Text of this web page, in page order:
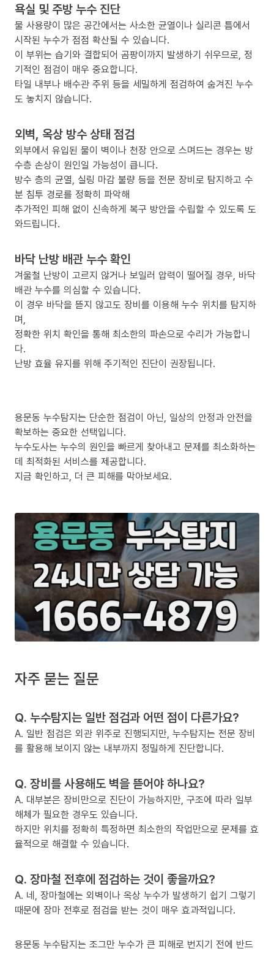
욕실 및 주방 누수 진단
물 사용량이 많은 공간에서는 사소한 균열이나 실리콘 틈에서
시작된 누수가 점점 확산될 수 있습니다.
이 부위는 습기와 결합되어 곰팡이까지 발생하기 쉬우므로, 정
기적인 점검이 매우 중요합니다.
타일 내부나 배수관 주위 등을 세밀하게 점검하여 숨겨진 누수
도 놓치지 않습니다.
외벽, 옥상 방수 상태 점검
외부에서 유입된 물이 벽이나 천장 안으로 스며드는 경우는 방
수층 손상이 원인일 가능성이 큽니다.
방수 층의 균열, 실링 마감 불량 등을 전문 장비로 탐지하고 수
분 침투 경로를 정확히 파악해
추가적인 피해 없이 신속하게 복구 방안을 수립할 수 있도록 도
와드립니다.
바닥 난방 배관 누수 확인
겨울철 난방이 고르지 않거나 보일러 압력이 떨어질 경우, 바닥
배관 누수를 의심할 수 있습니다.
이 경우 바닥을 뜯지 않고도 장비를 이용해 누수 위치를 탐지하
며,
정확한 위치 확인을 통해 최소한의 파손으로 수리가 가능합니
다.
난방 효율 유지를 위해 주기적인 진단이 권장됩니다.
용문동 누수탐지는 단순한 점검이 아닌, 일상의 안정과 안전을
확보하는 중요한 선택입니다.
누수도사는 누수의 원인을 빠르게 찾아내고 문제를 최소화하는
데 최적화된 서비스를 제공합니다.
지금 확인하고, 더 큰 피해를 막아보세요.
자주 묻는 질문
Q. 누수탐지는 일반 점검과 어떤 점이 다른가요?
A. 일반 점검은 외관 위주로 진행되지만, 누수탐지는 전문 장비
를 활용해 보이지 않는 내부까지 정밀하게 진단합니다.
Q. 장비를 사용해도 벽을 뜯어야 하나요?
A. 대부분은 장비만으로 진단이 가능하지만, 구조에 따라 일부
해체가 필요한 경우도 있습니다.
하지만 위치를 정확히 특정하면 최소한의 작업만으로 문제를 효
율적으로 해결할 수 있습니다.
Q. 장마철 전후에 점검하는 것이 좋을까요?
A. 네, 장마철에는 외벽이나 옥상 누수가 발생하기 쉽기 그렇기
때문에 장마 전후로 점검을 받는 것이 매우 효과적입니다.
용문동 누수탐지는 조그만 누수가 큰 피해로 번지기 전에 반드